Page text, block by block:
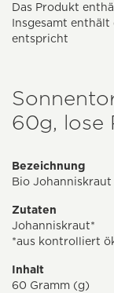
Das Produkt
Insgesamt enthält
entspricht
60g, lose
Bezeichnung
Bio Johanniskraut
Zutaten
Johanniskraut*
*aus kontrolliert
Inhalt
60 Gramm (g)